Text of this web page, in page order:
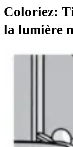
Coloriez:
la lumière